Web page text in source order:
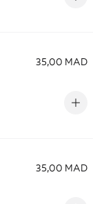
35,00 MAD
35,00 MAD